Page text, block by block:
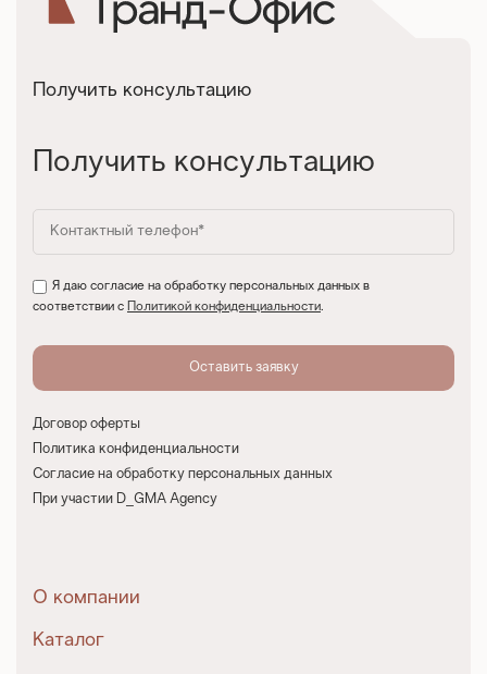
Получить консультацию
Получить консультацию
Я даю согласие на обработку персональных данных в
соответствии с Политикой конфиденциальности.
Договор оферты
Политика конфиденциальности
Согласие на обработку персональных данных
При участии D_GMA Agency
О компании
Каталог